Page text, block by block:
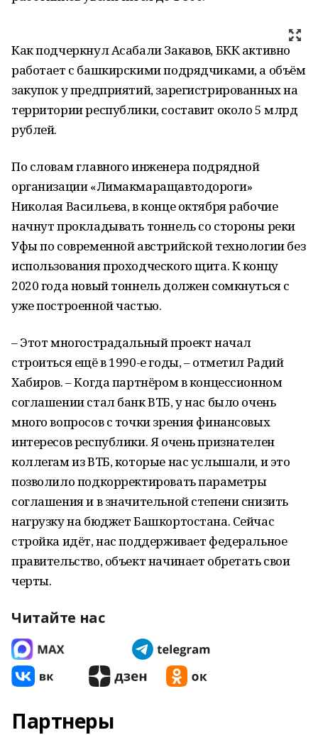
Как подчеркнул Асабали Закавов, БКК активно
работает с башкирскими подрядчиками, а объём
закупок у предприятий, зарегистрированных на
территории республики, составит около 5 млрд
рублей.
По словам главного инженера подрядной
организации «Лимакмаращавтодороги»
Николая Васильева, в конце октября рабочие
начнут прокладывать тоннель со стороны реки
Уфы по современной австрийской технологии без
использования проходческого щита. К концу
2020 года новый тоннель должен сомкнуться с
уже построенной частью.
– Этот многострадальный проект начал
строиться ещё в 1990-е годы, – отметил Радий
Хабиров. – Когда партнёром в концессионном
соглашении стал банк ВТБ, у нас было очень
много вопросов с точки зрения финансовых
интересов республики. Я очень признателен
коллегам из ВТБ, которые нас услышали, и это
позволило подкорректировать параметры
соглашения и в значительной степени снизить
нагрузку на бюджет Башкортостана. Сейчас
стройка идёт, нас поддерживает федеральное
правительство, объект начинает обретать свои
черты.
Читайте нас
Партнеры